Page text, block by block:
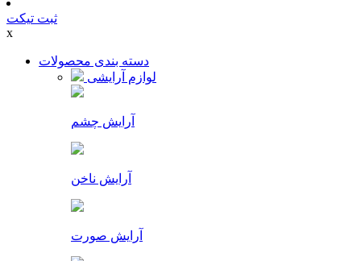
ثبت تیکت
x
دسته بندی محصولات
لوازم آرایشی
آرایش چشم
آرایش ناخن
آرایش صورت